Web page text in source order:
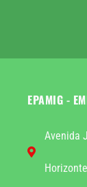
EPAMIG -
Avenida